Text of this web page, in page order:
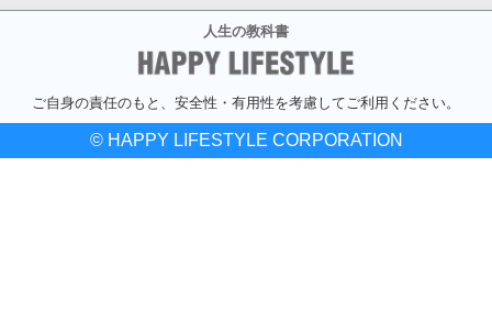
人生の教科書
ご自身の責任のもと、安全性・有用性を考慮してご利用ください。
© HAPPY LIFESTYLE CORPORATION